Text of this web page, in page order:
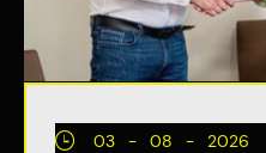
03 - 08 - 2026